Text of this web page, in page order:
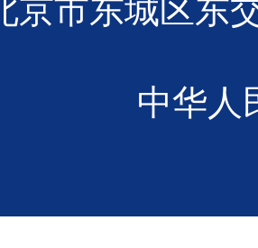
京市东城区东
中华人